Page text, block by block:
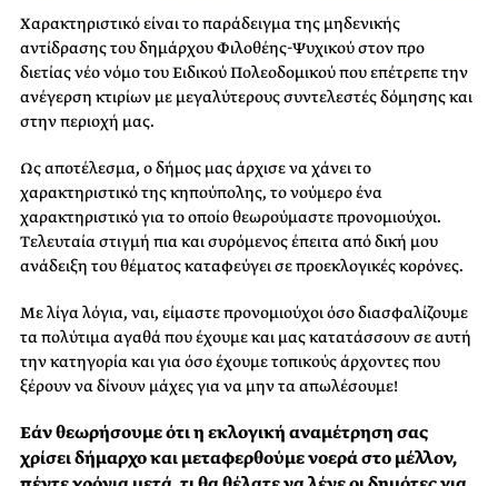
Χαρακτηριστικό είναι το παράδειγμα της μηδενικής
αντίδρασης του δημάρχου Φιλοθέης-Ψυχικού στον προ
διετίας νέο νόμο του Ειδικού Πολεοδομικού που επέτρεπε την
ανέγερση κτιρίων με μεγαλύτερους συντελεστές δόμησης και
στην περιοχή μας.
Ως αποτέλεσμα, ο δήμος μας άρχισε να χάνει το
χαρακτηριστικό της κηπούπολης, το νούμερο ένα
χαρακτηριστικό για το οποίο θεωρούμαστε προνομιούχοι.
Τελευταία στιγμή πια και συρόμενος έπειτα από δική μου
ανάδειξη του θέματος καταφεύγει σε προεκλογικές κορόνες.
Με λίγα λόγια, ναι, είμαστε προνομιούχοι όσο διασφαλίζουμε
τα πολύτιμα αγαθά που έχουμε και μας κατατάσσουν σε αυτή
την κατηγορία και για όσο έχουμε τοπικούς άρχοντες που
ξέρουν να δίνουν μάχες για να μην τα απωλέσουμε!
Εάν θεωρήσουμε ότι η εκλογική αναμέτρηση σας
χρίσει δήμαρχο και μεταφερθούμε νοερά στο μέλλον,